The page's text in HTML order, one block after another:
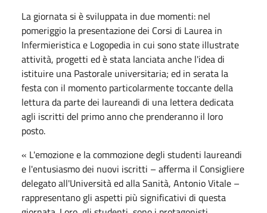
La giornata si è sviluppata in due momenti: nel
pomeriggio la presentazione dei Corsi di Laurea in
Infermieristica e Logopedia in cui sono state illustrate
attività, progetti ed è stata lanciata anche l'idea di
istituire una Pastorale universitaria; ed in serata la
festa con il momento particolarmente toccante della
lettura da parte dei laureandi di una lettera dedicata
agli iscritti del primo anno che prenderanno il loro
posto.
« L'emozione e la commozione degli studenti laureandi
e l'entusiasmo dei nuovi iscritti – afferma il Consigliere
delegato all'Università ed alla Sanità, Antonio Vitale –
rappresentano gli aspetti più significativi di questa